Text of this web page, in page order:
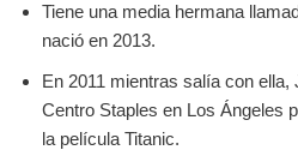
Tiene una media hermana
nació en 2013.
En 2011 mientras salía con
Centro Staples en Los Ángeles
la película Titanic.